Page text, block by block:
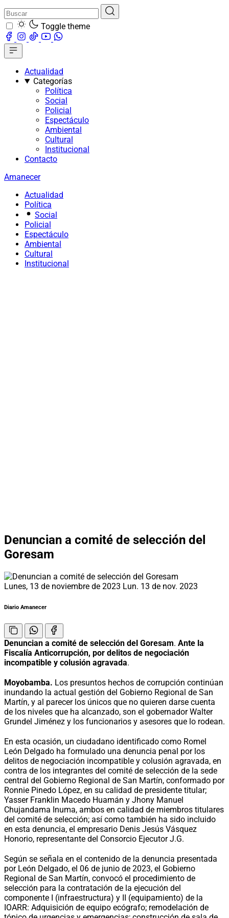
Toggle theme
Actualidad
Categorías
Política
Social
Policial
Espectáculo
Ambiental
Cultural
Institucional
Contacto
Amanecer
Actualidad
Política
Social
Policial
Espectáculo
Ambiental
Cultural
Institucional
Denuncian a comité de selección del
Goresam
Lunes, 13 de noviembre de 2023 Lun. 13 de nov. 2023
Diario Amanecer
Denuncian a comité de selección del Goresam. Ante la
Fiscalía Anticorrupción, por delitos de negociación
incompatible y colusión agravada.
Moyobamba. Los presuntos hechos de corrupción continúan
inundando la actual gestión del Gobierno Regional de San
Martín, y al parecer los únicos que no quieren darse cuenta
de los niveles que ha alcanzado, son el gobernador Walter
Grundel Jiménez y los funcionarios y asesores que lo rodean.
En esta ocasión, un ciudadano identificado como Romel
León Delgado ha formulado una denuncia penal por los
delitos de negociación incompatible y colusión agravada, en
contra de los integrantes del comité de selección de la sede
central del Gobierno Regional de San Martín, conformado por
Ronnie Pinedo López, en su calidad de presidente titular;
Yasser Franklin Macedo Huamán y Jhony Manuel
Chujandama Inuma, ambos en calidad de miembros titulares
del comité de selección; así como también ha sido incluido
en esta denuncia, el empresario Denis Jesús Vásquez
Honorio, representante del Consorcio Ejecutor J.G.
Según se señala en el contenido de la denuncia presentada
por León Delgado, el 06 de junio de 2023, el Gobierno
Regional de San Martín, convocó el procedimiento de
selección para la contratación de la ejecución del
componente I (infraestructura) y II (equipamiento) de la
IOARR: Adquisición de equipo ecógrafo; remodelación de